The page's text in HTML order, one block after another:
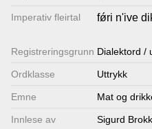
Imperativ fleirtal fǿri n'ive
Registrerings­grunn Dialektord /
Ordklasse Uttrykk
Emne Mat og
Innlese av Sigurd